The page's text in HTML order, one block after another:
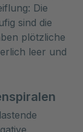
Die
sind die
plötzliche
leer und